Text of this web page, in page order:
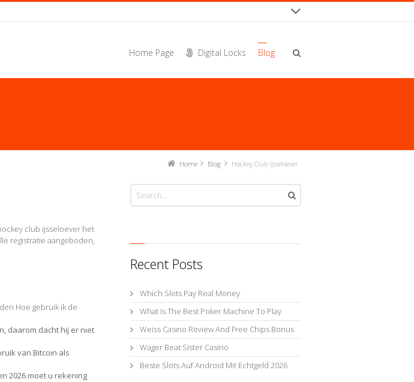
Home Page Digital Locks Blog
Home Blog Hockey Club Ijsseloever
club ijsseloever het
registratie aangeboden,
Hoe gebruik ik de
daarom dacht hij er niet
van Bitcoin als
2026 moet u rekening
Recent Posts
Which Slots Pay Real Money
What Is The Best Poker Machine To Play
Weiss Casino Review And Free Chips Bonus
Wager Beat Sister Casino
Beste Slots Auf Android Mit Echtgeld 2026